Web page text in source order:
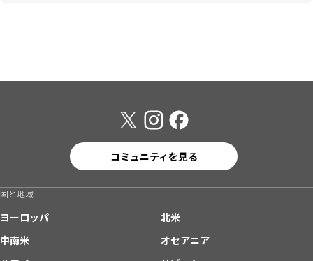
コミュニティを見る
国と地域
ヨーロッパ
北米
中南米
オセアニア